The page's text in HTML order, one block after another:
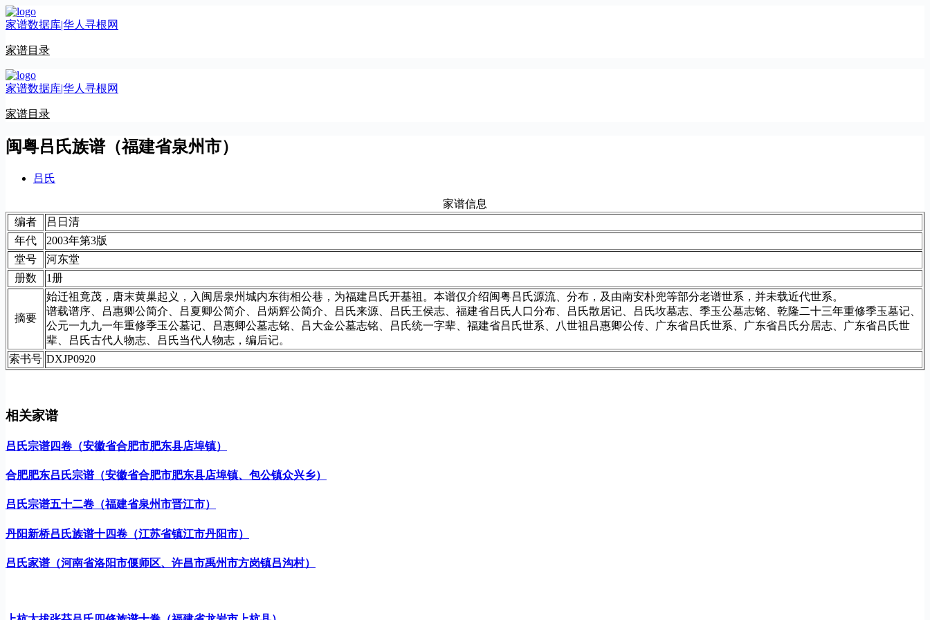
跳
至
容
家谱数据库|华人寻根网
家谱目录
家谱数据库|华人寻根网
家谱目录
闽粤吕氏族谱（福建省泉州市）
吕氏
家谱信息
编者
吕日清
年代
2003年第3版
堂号
河东堂
册数
1册
摘要
始迁祖竟茂，唐末黄巢起义，入闽居泉州城内东街相公巷，为福建吕氏开基祖。本谱仅介绍闽粤吕氏源流、分布，及由南安朴兜等部分老谱世系，并未载近代世系。
谱载谱序、吕惠卿公简介、吕夏卿公简介、吕炳辉公简介、吕氏来源、吕氏王侯志、福建省吕氏人口分布、吕氏散居记、吕氏坆墓志、季玉公墓志铭、乾隆二十三年重修季玉墓记、
公元一九九一年重修季玉公墓记、吕惠卿公墓志铭、吕大金公墓志铭、吕氏统一字辈、福建省吕氏世系、八世祖吕惠卿公传、广东省吕氏世系、广东省吕氏分居志、广东省吕氏世
辈、吕氏古代人物志、吕氏当代人物志，编后记。
索书号 DXJP0920
相关家谱
吕氏宗谱四卷（安徽省合肥市肥东县店埠镇）
合肥肥东吕氏宗谱（安徽省合肥市肥东县店埠镇、包公镇众兴乡）
吕氏宗谱五十二卷（福建省泉州市晋江市）
丹阳新桥吕氏族谱十四卷（江苏省镇江市丹阳市）
吕氏家谱（河南省洛阳市偃师区、许昌市禹州市方岗镇吕沟村）